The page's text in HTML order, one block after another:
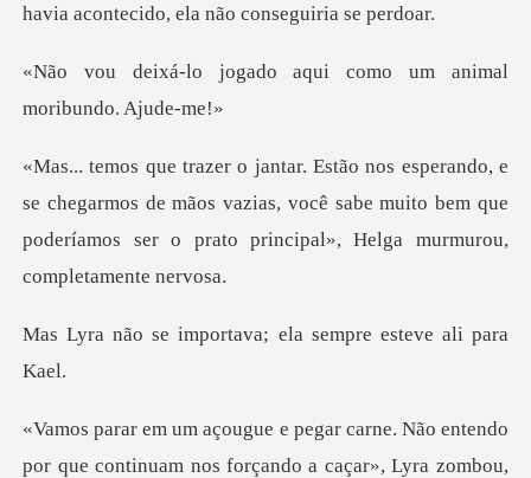
do aqui como um animal
chegarmos de mãos vazias, você sabe muito bem que
poderíamos
ortava; ela sempre
forçando a caçar», Lyra zombou,